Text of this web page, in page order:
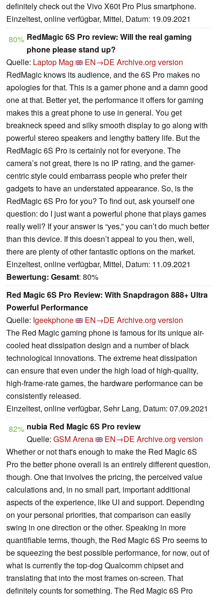
definitely check out the Vivo X60t Pro Plus smartphone.
Einzeltest, online verfügbar, Mittel, Datum: 19.09.2021
80% RedMagic 6S Pro review: Will the real gaming
phone please stand up?
Quelle: Laptop Mag EN→DE Archive.org version
RedMagic knows its audience, and the 6S Pro makes no
apologies for that. This is a gamer phone and a damn good
one at that. Better yet, the performance it offers for gaming
makes this a great phone to use in general. You get
breakneck speed and silky smooth display to go along with
powerful stereo speakers and lengthy battery life. But the
RedMagic 6S Pro is certainly not for everyone. The
camera’s not great, there is no IP rating, and the gamer-
centric style could embarrass people who prefer their
gadgets to have an understated appearance. So, is the
RedMagic 6S Pro for you? To find out, ask yourself one
question: do I just want a powerful phone that plays games
really well? If your answer is “yes,” you can’t do much better
than this device. If this doesn’t appeal to you then, well,
there are plenty of other fantastic options on the market.
Einzeltest, online verfügbar, Mittel, Datum: 11.09.2021
Bewertung: Gesamt: 80%
Red Magic 6S Pro Review: With Snapdragon 888+ Ultra
Powerful Performance
Quelle: Igeekphone EN→DE Archive.org version
The Red Magic gaming phone is famous for its unique air-
cooled heat dissipation design and a number of black
technological innovations. The extreme heat dissipation
can ensure that even under the high load of high-quality,
high-frame-rate games, the hardware performance can be
consistently released.
Einzeltest, online verfügbar, Sehr Lang, Datum: 07.09.2021
82% nubia Red Magic 6S Pro review
Quelle: GSM Arena EN→DE Archive.org version
Whether or not that's enough to make the Red Magic 6S
Pro the better phone overall is an entirely different question,
though. One that involves the pricing, the perceived value
calculations and, in no small part, important additional
aspects of the experience, like UI and support. Depending
on your personal priorities, that comparison can easily
swing in one direction or the other. Speaking in more
quantifiable terms, though, the Red Magic 6S Pro seems to
be squeezing the best possible performance, for now, out of
what is currently the top-dog Qualcomm chipset and
translating that into the most frames on-screen. That
definitely counts for something. The Red Magic 6S Pro